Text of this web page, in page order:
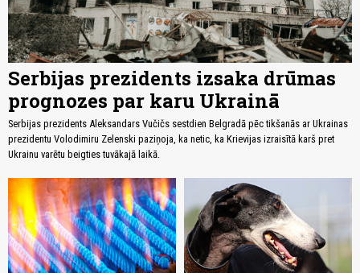
Serbijas prezidents izsaka drūmas
prognozes par karu Ukrainā
Serbijas prezidents Aleksandars Vučičs sestdien Belgradā pēc tikšanās ar Ukrainas
prezidentu Volodimiru Zelenski paziņoja, ka netic, ka Krievijas izraisītā karš pret
Ukrainu varētu beigties tuvākajā laikā.